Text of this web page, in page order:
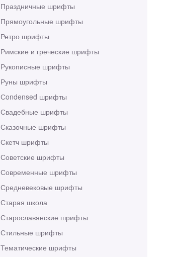
Праздничные шрифты
Прямоугольные шрифты
Ретро шрифты
Римские и греческие шрифты
Рукописные шрифты
Руны шрифты
Сondensed шрифты
Свадебные шрифты
Сказочные шрифты
Скетч шрифты
Советские шрифты
Современные шрифты
Средневековые шрифты
Старая школа
Старославянские шрифты
Стильные шрифты
Тематические шрифты